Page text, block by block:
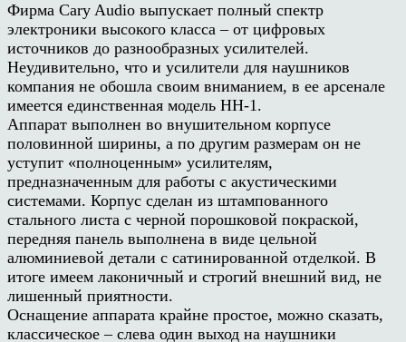
Фирма Cary Audio выпускает полный спектр
электроники высокого класса – от цифровых
источников до разнообразных усилителей.
Неудивительно, что и усилители для наушников
компания не обошла своим вниманием, в ее арсенале
имеется единственная модель HH-1.
Аппарат выполнен во внушительном корпусе
половинной ширины, а по другим размерам он не
уступит «полноценным» усилителям,
предназначенным для работы с акустическими
системами. Корпус сделан из штампованного
стального листа с черной порошковой покраской,
передняя панель выполнена в виде цельной
алюминиевой детали с сатинированной отделкой. В
итоге имеем лаконичный и строгий внешний вид, не
лишенный приятности.
Оснащение аппарата крайне простое, можно сказать,
классическое – слева один выход на наушники